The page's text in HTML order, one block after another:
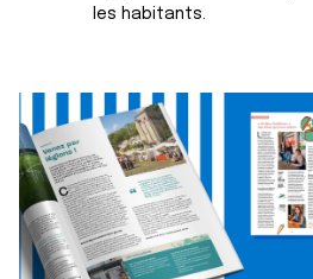
les habitants.